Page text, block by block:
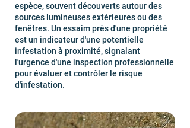
espèce, souvent découverts autour des
sources lumineuses extérieures ou des
fenêtres. Un essaim près d'une propriété
est un indicateur d'une potentielle
infestation à proximité, signalant
l'urgence d'une inspection professionnelle
pour évaluer et contrôler le risque
d'infestation.